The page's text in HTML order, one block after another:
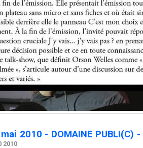
2010 - DOMAINE PUBLI(C)
2010